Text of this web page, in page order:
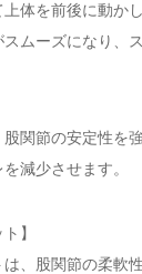
体を前後に動かし
ムーズになり、
関節の安定性を
減少させます。
】
、股関節の柔軟